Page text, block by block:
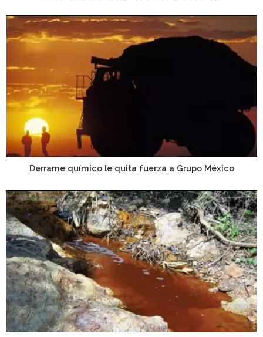
Derrame químico le quita fuerza a Grupo México